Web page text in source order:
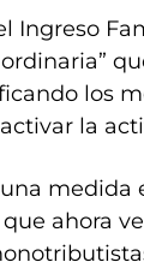
Ingreso
los
la
ahora